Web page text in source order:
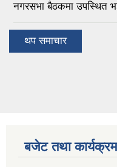
नगरसभा बैठकमा उपस्थित
थप समाचार
बजेट तथा कार्यक्रम